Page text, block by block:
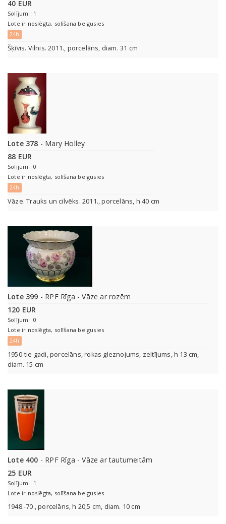
40 EUR
Solījumi: 1
Lote ir noslēgta, solīšana beigusies
24h
Šķīvis. Vilnis. 2011., porcelāns, diam. 31 cm
Lote 378 - Mary Holley
88 EUR
Solījumi: 0
Lote ir noslēgta, solīšana beigusies
24h
Vāze. Trauks un cilvēks. 2011., porcelāns, h 40 cm
Lote 399 - RPF Rīga - Vāze ar rozēm
120 EUR
Solījumi: 0
Lote ir noslēgta, solīšana beigusies
24h
1950-tie gadi, porcelāns, rokas gleznojums, zeltījums, h 13 cm,
diam. 15 cm
Lote 400 - RPF Rīga - Vāze ar tautumeitām
25 EUR
Solījumi: 1
Lote ir noslēgta, solīšana beigusies
1948.-70., porcelāns, h 20,5 cm, diam. 10 cm